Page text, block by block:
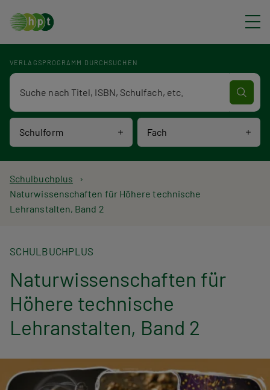
VERLAGSPROGRAMM DURCHSUCHEN
Schulform Fach
Verlagsprogramm Volltextsuche
P
f
d
n
a
v
i
g
Schulbuchplus
Naturwissenschaften für Höhere technische
Lehranstalten, Band 2
SCHULBUCHPLUS
Naturwissenschaften für
Höhere technische
Lehranstalten, Band 2